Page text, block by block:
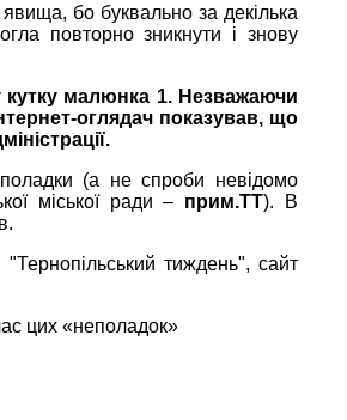
бо буквально за декілька
повторно зникнути і знову
малюнка 1. Незважаючи
оглядач показував, що
(а не спроби невідомо
міської ради – прим.ТТ). В
тиждень", сайт
цих «неполадок»